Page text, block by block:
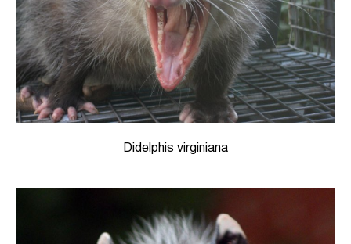
Didelphis virginiana